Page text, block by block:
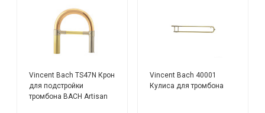
Vincent Bach TS47N Крон
для подстройки
тромбона BACH Artisan
Vincent Bach 40001
Кулиса для тромбона